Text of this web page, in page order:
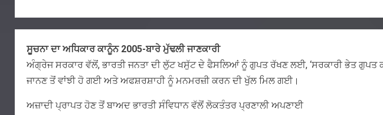
ਸੂਚਨਾ ਦਾ ਅਧਿਕਾਰ ਕਾਨੂੰਨ 2005-ਬਾਰੇ ਮੁੱਢਲੀ ਜਾਣਕਾਰੀ
ਅੰਗ੍ਰੇਜ ਸਰਕਾਰ ਵੱਲੋਂ, ਭਾਰਤੀ ਜਨਤਾ ਦੀ ਲੁੱਟ ਖਸੁੱਟ ਦੇ ਫੈਸਲਿਆਂ ਨੂੰ ਗੁਪਤ ਰੱਖਣ ਲਈ, ‘ਸਰਕਾਰੀ ਭੇਤ
ਜਾਨਣ ਤੋਂ ਵਾਂਝੀ ਹੋ ਗਈ ਅਤੇ ਅਫਸ਼ਰਸ਼ਾਹੀ ਨੂੰ ਮਨਮਰਜ਼ੀ ਕਰਨ ਦੀ ਖੁੱਲ ਮਿਲ ਗਈ।
ਅਜ਼ਾਦੀ ਪ੍ਰਾਪਤ ਹੋਣ ਤੋਂ ਬਾਅਦ ਭਾਰਤੀ ਸੰਵਿਧਾਨ ਵੱਲੋਂ ਲੋਕਤੰਤਰ ਪ੍ਰਣਾਲੀ ਅਪਣਾਈ